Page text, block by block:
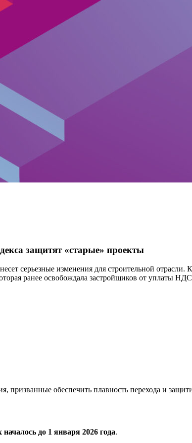
защитят «старые» проекты
серьезные изменения для строительной
ранее освобождала застройщиков от уплаты
призванные обеспечить плавность перехода и
до 1 января 2026 года.